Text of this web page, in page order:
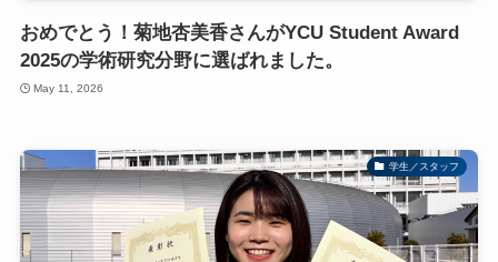
おめでとう！菊地杏美香さんがYCU Student Award
2025の学術研究分野に選ばれました。
May 11, 2026
学生／スタッフ